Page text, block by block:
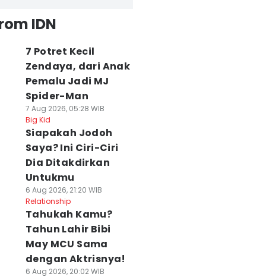
IDN
7 Potret Kecil
Zendaya, dari Anak
Pemalu Jadi MJ
Spider-Man
7 Aug 2026, 05:28 WIB
Big Kid
Siapakah Jodoh
Saya? Ini Ciri-Ciri
Dia Ditakdirkan
Untukmu
6 Aug 2026, 21:20 WIB
Relationship
Tahukah Kamu?
Tahun Lahir Bibi
May MCU Sama
dengan Aktrisnya!
6 Aug 2026, 20:02 WIB